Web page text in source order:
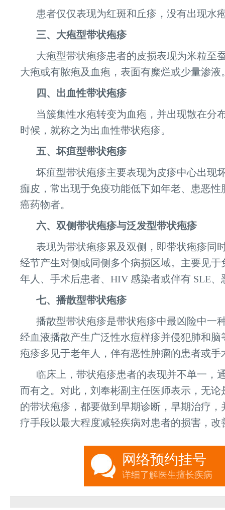
患者仅仅表现为红斑和丘疹，没有出现水
三、大疱型带状疱疹
大疱型带状疱疹患者的皮损表现为米粒至
大疱或有脓疱及血疱，表面有糜烂或少量渗液
四、出血性带状疱疹
当簇集性水疱转变为血疱，并出现散在分
时候，就称之为出血性带状疱疹。
五、坏疽型带状疱疹
坏疽型带状疱疹主要表现为皮疹中心出现
痂皮，常出现于免疫功能低下如年老、患恶性
癌药物者。
六、双侧带状疱疹与泛发型带状疱疹
表现为带状疱疹累及双侧，即带状疱疹同
经节产生对侧或同侧多个病损区域。主要见于
年人、手术后患者、HIV 感染者或伴有 SLE、
七、播散型带状疱疹
播散型带状疱疹是带状疱疹中最凶险中一
经血液播散产生广泛性水痘样疹并侵犯肺和脑
疱疹多见于老年人，伴有恶性肿瘤的患者或手
临床上，带状疱疹患者的表现并不单一，
而有之。对此，刘奉彬副主任医师表示，无论
的带状疱疹，都要做到早期诊断，早期治疗，
疗手段以最大程度减轻疾病对患者的损害，改
网络预约挂号
详细了解医生擅长疾病